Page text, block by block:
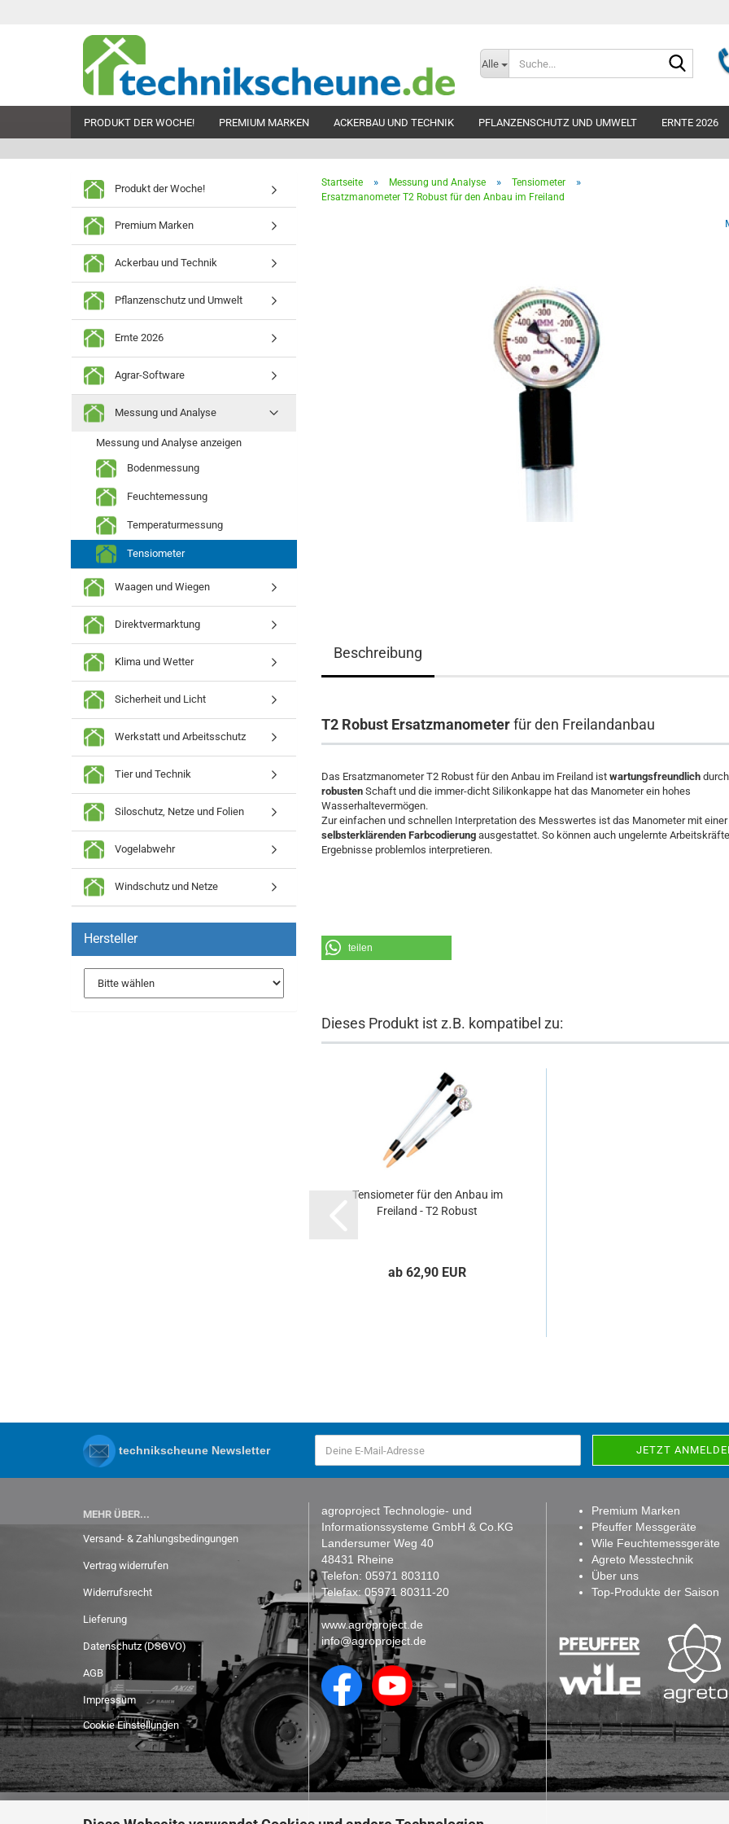
Alle
Suche...
PRODUKT DER WOCHE! PREMIUM MARKEN ACKERBAU UND TECHNIK PFLANZENSCHUTZ UND UMWELT ERNTE 2026
Startseite » Messung und Analyse » Tensiometer »
Ersatzmanometer T2 Robust für den Anbau im Freiland
Beschreibung
T2 Robust Ersatzmanometerfür den Freilandanbau
Das Ersatzmanometer T2 Robust für den Anbau im Freiland ist wartungsfreundlich
robusten Schaft und die immer-dicht Silikonkappe hat das Manometer ein hohes
Wasserhaltevermögen.
Zur einfachen und schnellen Interpretation des Messwertes ist das Manometer mit einer
selbsterklärenden Farbcodierungausgestattet. So können auch ungelernte
Ergebnisse problemlos interpretieren.
teilen
Dieses Produkt ist z.B. kompatibel zu:
Tensiometer für den Anbau im
Freiland - T2 Robust
ab 62,90 EUR
Produkt der Woche!
Premium Marken
Ackerbau und Technik
Pflanzenschutz und Umwelt
Ernte 2026
Agrar-Software
Messung und Analyse
Messung und Analyse anzeigen
Bodenmessung
Feuchtemessung
Temperaturmessung
Tensiometer
Waagen und Wiegen
Direktvermarktung
Klima und Wetter
Sicherheit und Licht
Werkstatt und Arbeitsschutz
Tier und Technik
Siloschutz, Netze und Folien
Vogelabwehr
Windschutz und Netze
Hersteller
technikscheune Newsletter
MEHR ÜBER...
Versand- & Zahlungsbedingungen
Vertrag widerrufen
Widerrufsrecht
Lieferung
Datenschutz (DSGVO)
AGB
Impressum
Cookie Einstellungen
agroproject Technologie- und
Informationssysteme GmbH & Co.KG
Landersumer Weg 40
48431 Rheine
Telefon: 05971 803110
Telefax: 05971 80311-20
www.agroproject.de
info@agroproject.de
Premium Marken
Pfeuffer Messgeräte
Wile Feuchtemessgeräte
Agreto Messtechnik
Über uns
Top-Produkte der Saison